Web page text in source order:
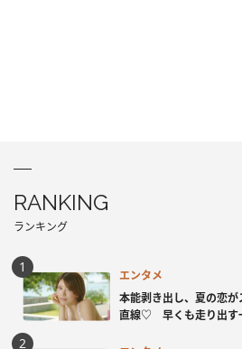
RANKING
ランキング
エンタメ
本能剥き出し、夏の恋
直線♡ 早くも走り出す